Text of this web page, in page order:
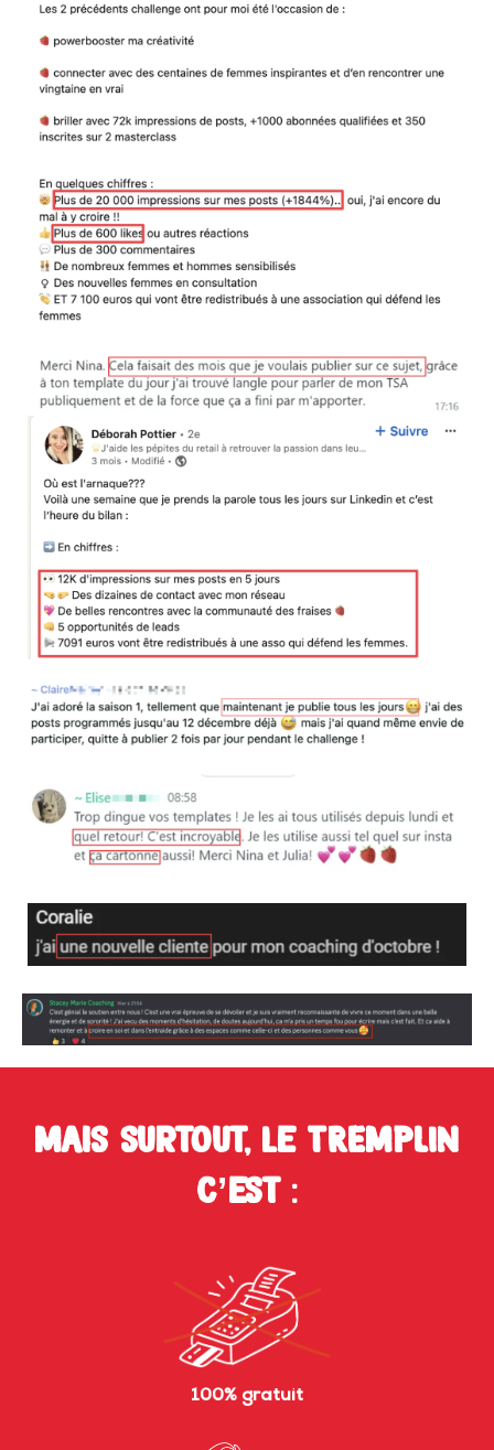
Mais surtout, le TREMPLIN
c’est :
100% gratuit